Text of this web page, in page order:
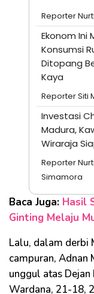
Reporter
Ekonom Ini
Konsumsi
Ditopang
Kaya
Reporter Siti
Investasi
Madura,
Wiraraja
Reporter
Simamora
Baca Juga: Hasil
Ginting Melaju
Lalu, dalam derbi
campuran, Adnan
unggul atas
Wardana, 21-18,